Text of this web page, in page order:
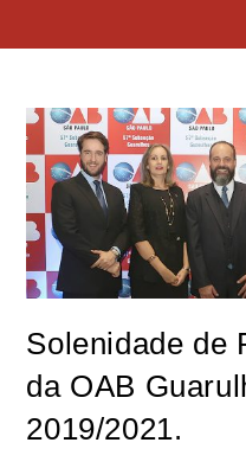
Solenidade de
da OAB
2019/2021.